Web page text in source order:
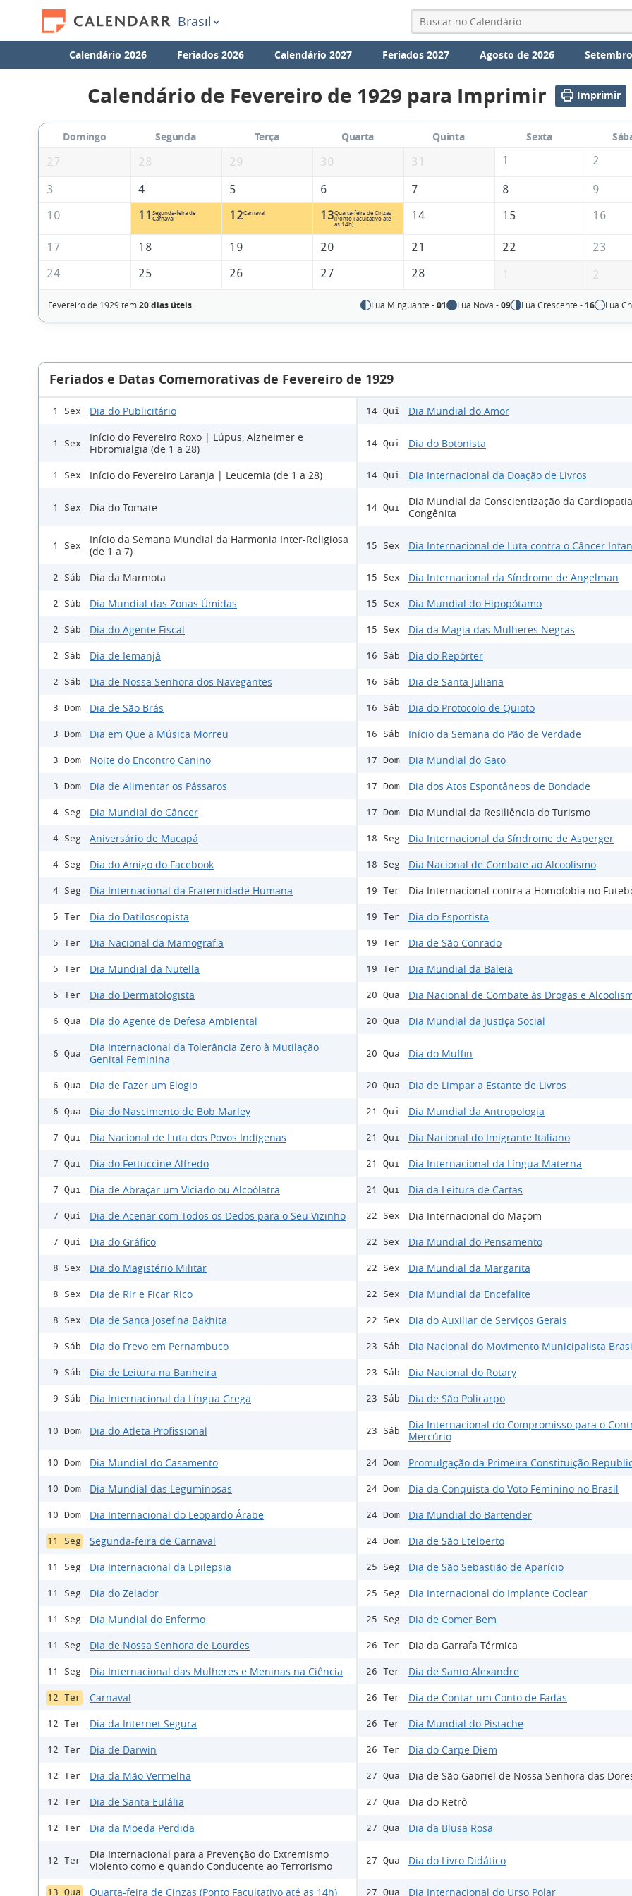
Brasil
Calendário 2026 Feriados 2026 Calendário 2027 Feriados 2027 Agosto de 2026
Calendário de Fevereiro de 1929 para Imprimir Imprimir
Domingo Segunda Terça Quarta Quinta Sexta
27
28 29 30 31 1 2
3 4 5 6 7 8
9
10
11 Segunda-feira de
Carnaval
12Carnaval 13Quarta-feira de Cinzas
(Ponto Facultativo até
as 14h)
14 15 16
17 18 19 20 21 22
23
24
25 26 27 28 1 2
Fevereiro de 1929 tem20 dias úteis. Lua Minguante -01 Lua Nova -09 Lua Crescente - 16 Lua
Feriados e Datas Comemorativas de Fevereiro de 1929
1 Sex Dia do Publicitário
1 Sex
Início do Fevereiro Roxo | Lúpus, Alzheimer e
Fibromialgia (de 1 a 28)
1 Sex Início do Fevereiro Laranja | Leucemia (de 1 a 28)
1 Sex Dia do Tomate
1 Sex
Início da Semana Mundial da Harmonia Inter-Religiosa
(de 1 a 7)
2 Sáb Dia da Marmota
2 Sáb Dia Mundial das Zonas Úmidas
2 Sáb Dia do Agente Fiscal
2 Sáb Dia de Iemanjá
2 Sáb Dia de Nossa Senhora dos Navegantes
3 Dom Dia de São Brás
3 Dom Dia em Que a Música Morreu
3 Dom Noite do Encontro Canino
3 Dom Dia de Alimentar os Pássaros
4 Seg Dia Mundial do Câncer
4 Seg Aniversário de Macapá
4 Seg Dia do Amigo do Facebook
4 Seg Dia Internacional da Fraternidade Humana
5 Ter Dia do Datiloscopista
5 Ter Dia Nacional da Mamografia
5 Ter Dia Mundial da Nutella
5 Ter Dia do Dermatologista
6 Qua Dia do Agente de Defesa Ambiental
6 Qua
Dia Internacional da Tolerância Zero à Mutilação
Genital Feminina
6 Qua Dia de Fazer um Elogio
6 Qua Dia do Nascimento de Bob Marley
7 Qui Dia Nacional de Luta dos Povos Indígenas
7 Qui Dia do Fettuccine Alfredo
7 Qui Dia de Abraçar um Viciado ou Alcoólatra
7 Qui Dia de Acenar com Todos os Dedos para o Seu Vizinho
7 Qui Dia do Gráfico
8 Sex Dia do Magistério Militar
8 Sex Dia de Rir e Ficar Rico
8 Sex Dia de Santa Josefina Bakhita
9 Sáb Dia do Frevo em Pernambuco
9 Sáb Dia de Leitura na Banheira
9 Sáb Dia Internacional da Língua Grega
10 Dom Dia do Atleta Profissional
10 Dom Dia Mundial do Casamento
10 Dom Dia Mundial das Leguminosas
10 Dom Dia Internacional do Leopardo Árabe
11 Seg Segunda-feira de Carnaval
11 Seg Dia Internacional da Epilepsia
11 Seg Dia do Zelador
11 Seg Dia Mundial do Enfermo
11 Seg Dia de Nossa Senhora de Lourdes
11 Seg Dia Internacional das Mulheres e Meninas na Ciência
12 Ter Carnaval
12 Ter Dia da Internet Segura
12 Ter Dia de Darwin
12 Ter Dia da Mão Vermelha
12 Ter Dia de Santa Eulália
12 Ter Dia da Moeda Perdida
12 Ter
Dia Internacional para a Prevenção do Extremismo
Violento como e quando Conducente ao Terrorismo
13 Qua Quarta-feira de Cinzas (Ponto Facultativo até as 14h)
14 Qui Dia Mundial do Amor
14 Qui Dia do Botonista
14 Qui Dia Internacional da Doação de Livros
14 Qui
Dia Mundial da Conscientização da Cardiopatia
Congênita
15 Sex Dia Internacional de Luta contra o Câncer
15 Sex Dia Internacional da Síndrome de Angelman
15 Sex Dia Mundial do Hipopótamo
15 Sex Dia da Magia das Mulheres Negras
16 Sáb Dia do Repórter
16 Sáb Dia de Santa Juliana
16 Sáb Dia do Protocolo de Quioto
16 Sáb Início da Semana do Pão de Verdade
17 Dom Dia Mundial do Gato
17 Dom Dia dos Atos Espontâneos de Bondade
17 Dom Dia Mundial da Resiliência do Turismo
18 Seg Dia Internacional da Síndrome de Asperger
18 Seg Dia Nacional de Combate ao Alcoolismo
19 Ter Dia Internacional contra a Homofobia no
19 Ter Dia do Esportista
19 Ter Dia de São Conrado
19 Ter Dia Mundial da Baleia
20 Qua Dia Nacional de Combate às Drogas e
20 Qua Dia Mundial da Justiça Social
20 Qua Dia do Muffin
20 Qua Dia de Limpar a Estante de Livros
21 Qui Dia Mundial da Antropologia
21 Qui Dia Nacional do Imigrante Italiano
21 Qui Dia Internacional da Língua Materna
21 Qui Dia da Leitura de Cartas
22 Sex Dia Internacional do Maçom
22 Sex Dia Mundial do Pensamento
22 Sex Dia Mundial da Margarita
22 Sex Dia Mundial da Encefalite
22 Sex Dia do Auxiliar de Serviços Gerais
23 Sáb Dia Nacional do Movimento Municipalista
23 Sáb Dia Nacional do Rotary
23 Sáb Dia de São Policarpo
23 Sáb
Dia Internacional do Compromisso para o
Mercúrio
24 Dom Promulgação da Primeira Constituição
24 Dom Dia da Conquista do Voto Feminino no Brasil
24 Dom Dia Mundial do Bartender
24 Dom Dia de São Etelberto
25 Seg Dia de São Sebastião de Aparício
25 Seg Dia Internacional do Implante Coclear
25 Seg Dia de Comer Bem
26 Ter Dia da Garrafa Térmica
26 Ter Dia de Santo Alexandre
26 Ter Dia de Contar um Conto de Fadas
26 Ter Dia Mundial do Pistache
26 Ter Dia do Carpe Diem
27 Qua Dia de São Gabriel de Nossa Senhora das
27 Qua Dia do Retrô
27 Qua Dia da Blusa Rosa
27 Qua Dia do Livro Didático
27 Qua Dia Internacional do Urso Polar